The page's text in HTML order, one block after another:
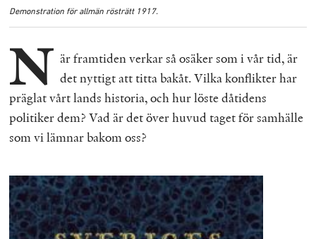
Demonstration för allmän rösträtt 1917.
N är framtiden verkar så osäker som i vår tid, är
det nyttigt att titta bakåt. Vilka konflikter har
präglat vårt lands historia, och hur löste dåtidens
politiker dem? Vad är det över huvud taget för samhälle
som vi lämnar bakom oss?